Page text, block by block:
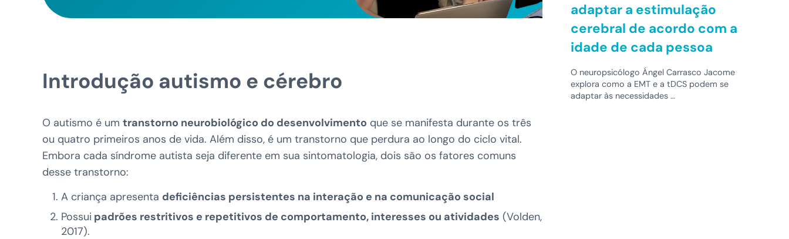
Introdução autismo e cérebro
O autismo é um transtorno neurobiológico do desenvolvimento que se manifesta durante os três
ou quatro primeiros anos de vida. Além disso, é um transtorno que perdura ao longo do ciclo vital.
Embora cada síndrome autista seja diferente em sua sintomatologia, dois são os fatores comuns
desse transtorno:
A criança apresenta deficiências persistentes na interação e na comunicação social
Possui padrões restritivos e repetitivos de comportamento, interesses ou atividades (Volden,
2017).
adaptar a estimulação
cerebral de acordo com a
idade de cada pessoa
O neuropsicólogo Ángel Carrasco Jacome
explora como a EMT e a tDCS podem se
adaptar às necessidades …